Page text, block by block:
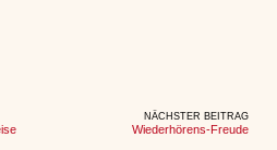
NÄCHSTER BEITRAG
Wiederhörens-Freude